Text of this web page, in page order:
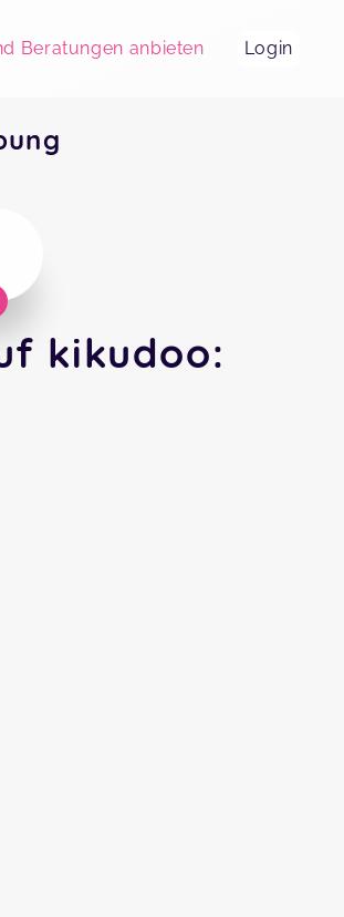
Beratungen anbieten Login
kikudoo: